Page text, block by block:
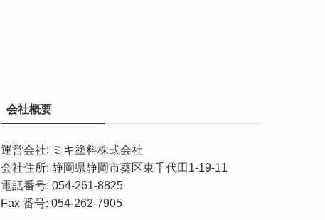
会社概要
運営会社: ミキ塗料株式会社
会社住所: 静岡県静岡市葵区東千代田1-19-11
電話番号: 054-261-8825
Fax 番号: 054-262-7905